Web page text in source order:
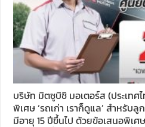
บริษัท มิตซูบิชิ มอเตอร์ส (ประเท
พิเศษ ‘รถเก่า เราก็ดูแล’ สำหรั
มีอายุ 15 ปีขึ้นไป ด้วยข้อเสนอพิเศ